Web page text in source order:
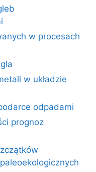
w procesach
w układzie
odpadami
prognoz